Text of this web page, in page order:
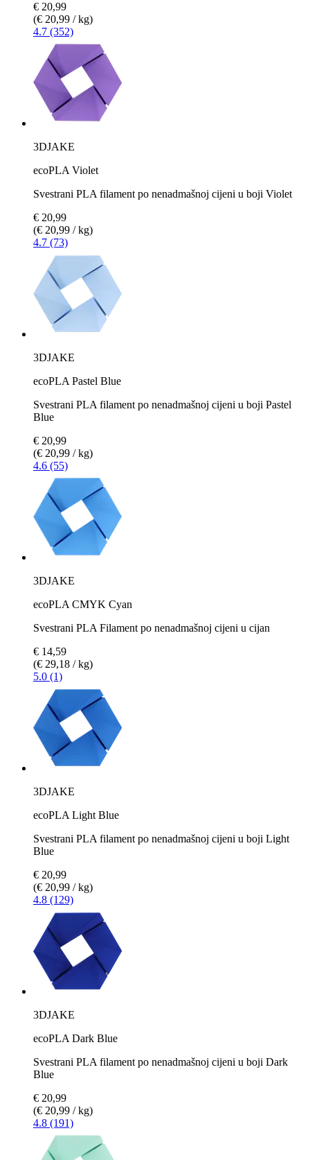
€ 20,99
(€ 20,99 / kg)
4.7 (352)
3DJAKE
ecoPLA Violet
Svestrani PLA filament po nenadmašnoj cijeni u boji Violet
€ 20,99
(€ 20,99 / kg)
4.7 (73)
3DJAKE
ecoPLA Pastel Blue
Svestrani PLA filament po nenadmašnoj cijeni u boji Pastel
Blue
€ 20,99
(€ 20,99 / kg)
4.6 (55)
3DJAKE
ecoPLA CMYK Cyan
Svestrani PLA Filament po nenadmašnoj cijeni u cijan
€ 14,59
(€ 29,18 / kg)
5.0 (1)
3DJAKE
ecoPLA Light Blue
Svestrani PLA filament po nenadmašnoj cijeni u boji Light
Blue
€ 20,99
(€ 20,99 / kg)
4.8 (129)
3DJAKE
ecoPLA Dark Blue
Svestrani PLA filament po nenadmašnoj cijeni u boji Dark
Blue
€ 20,99
(€ 20,99 / kg)
4.8 (191)